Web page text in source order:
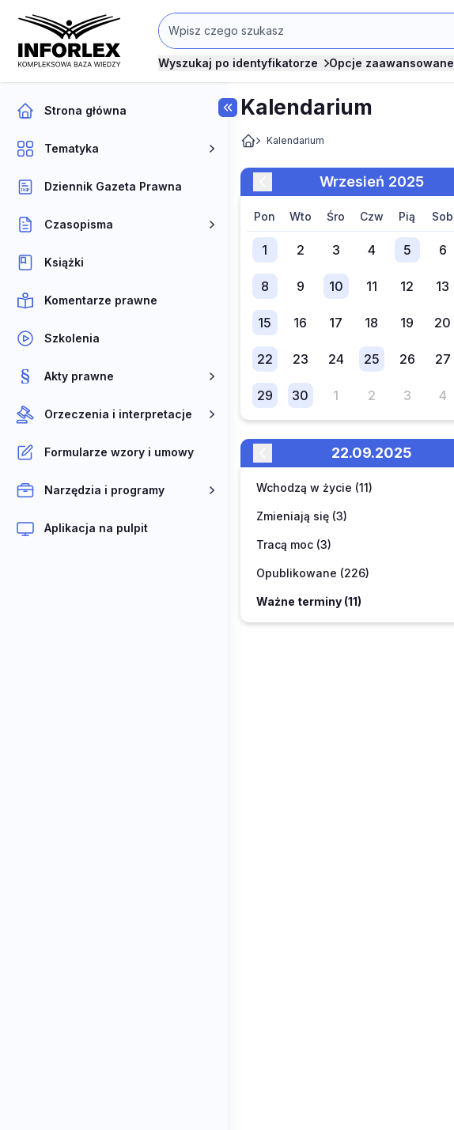
Wyszukaj po identyfikatorze Opcje zaawansowane
Strona główna
Tematyka
Dziennik Gazeta Prawna
Czasopisma
Książki
Komentarze prawne
Szkolenia
Akty prawne
Orzeczenia i interpretacje
Formularze wzory i umowy
Narzędzia i programy
Aplikacja na pulpit
Kalendarium
Kalendarium
wrzesień 2025
pon wto śro czw pią sob
1 2 3 4 5 6
8 9 10 11 12 13
15 16 17 18 19 20
22 23 24 25 26 27
29 30 1 2 3 4
22.09.2025
Wchodzą w życie (11)
Zmieniają się (3)
Tracą moc (3)
Opublikowane (226)
Ważne terminy (11)